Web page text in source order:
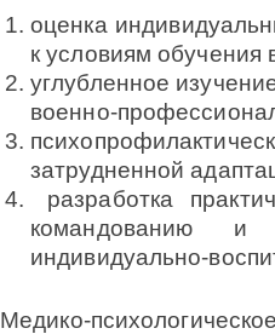
оценка
к условиям обучения
углубленное
военно-
затрудненной
разработка
командованию и
индивидуально-
Медико-